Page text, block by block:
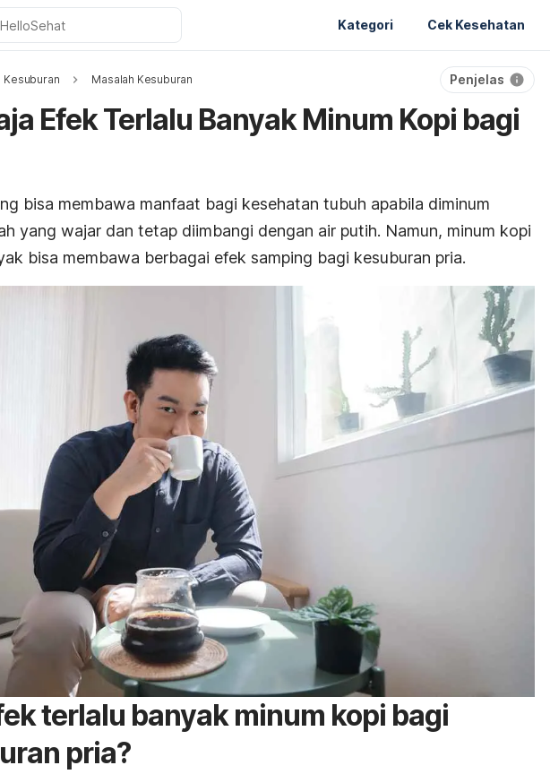
Kategori Cek Kesehatan
Kesuburan Masalah Kesuburan Penjelas
Efek Terlalu Banyak Minum Kopi bagi
bisa membawa manfaat bagi kesehatan tubuh apabila diminum
yang wajar dan tetap diimbangi dengan air putih. Namun, minum kopi
bisa membawa berbagai efek samping bagi kesuburan pria.
terlalu banyak minum kopi bagi
pria?